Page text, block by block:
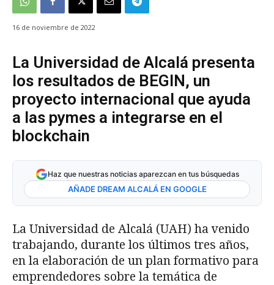
16 de noviembre de 2022
La Universidad de Alcalá presenta
los resultados de BEGIN, un
proyecto internacional que ayuda
a las pymes a integrarse en el
blockchain
Haz que nuestras noticias aparezcan en tus búsquedas
AÑADE DREAM ALCALÁ EN GOOGLE
La Universidad de Alcalá (UAH) ha venido
trabajando, durante los últimos tres años,
en la elaboración de un plan formativo para
emprendedores sobre la temática de